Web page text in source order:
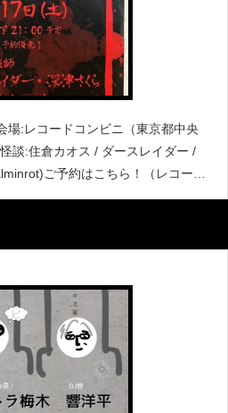
場:レコードコンビニ（東京都中央
談:住倉カオス / ダースレイダー /
ご予約はこちら！（レコード
※予約優先・